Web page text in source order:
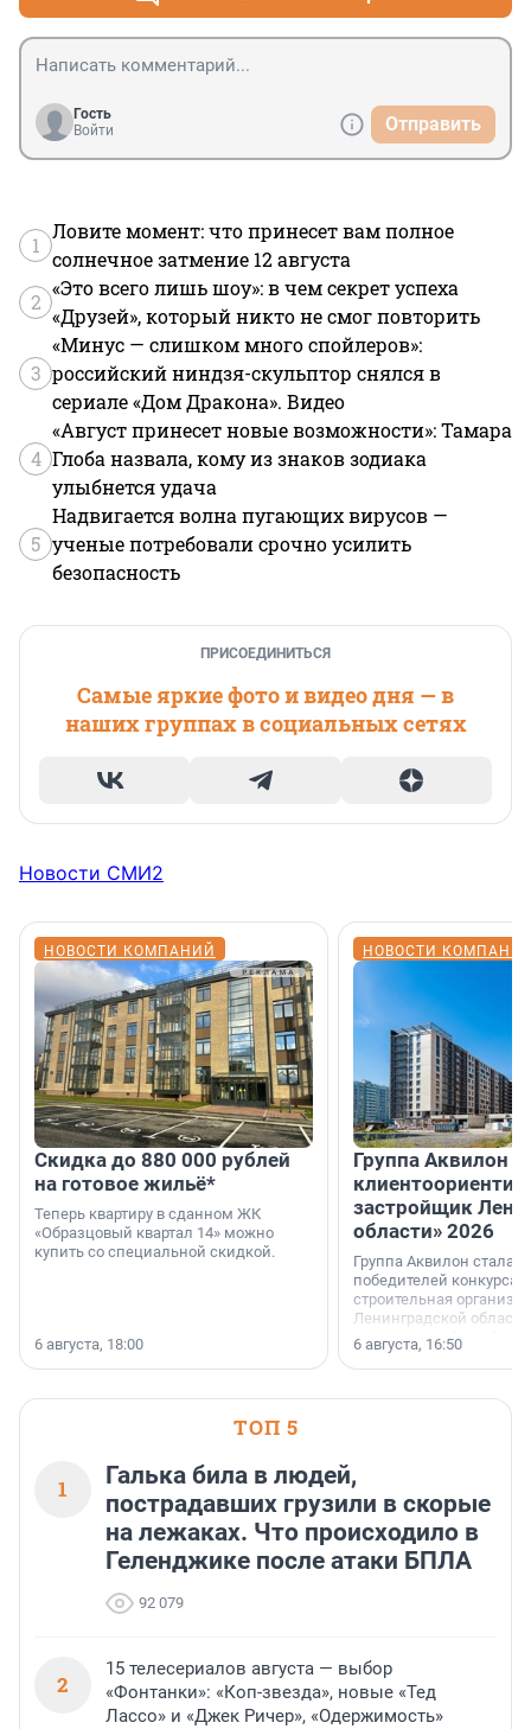
Гость
Войти
Отправить
1
Ловите момент: что принесет вам полное
солнечное затмение 12 августа
2
«Это всего лишь шоу»: в чем секрет успеха
«Друзей», который никто не смог повторить
3
«Минус — слишком много спойлеров»:
российский ниндзя-скульптор снялся в
сериале «Дом Дракона». Видео
4
«Август принесет новые возможности»: Тамара
Глоба назвала, кому из знаков зодиака
улыбнется удача
5
Надвигается волна пугающих вирусов —
ученые потребовали срочно усилить
безопасность
ПРИСОЕДИНИТЬСЯ
Самые яркие фото и видео дня — в
наших группах в социальных сетях
Новости СМИ2
НОВОСТИ КОМПАНИЙ
Скидка до 880 000 рублей
на готовое жильё*
Теперь квартиру в сданном ЖК
«Образцовый квартал 14» можно
купить со специальной скидкой.
6 августа, 18:00
НОВОСТИ
Группа Аквилон
застройщик
области» 2026
Группа Аквилон стала
победителей конкурса
строительная
Ленинградской области
номинации «Самый
застройщик
области».
6 августа, 16:50
ТОП 5
1
Галька била в людей,
пострадавших грузили в скорые
на лежаках. Что происходило в
Геленджике после атаки БПЛА
92 079
2
15 телесериалов августа — выбор
«Фонтанки»: «Коп-звезда», новые «Тед
Лассо» и «Джек Ричер», «Одержимость»